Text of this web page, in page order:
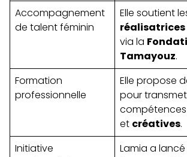
Accompagnement
de talent féminin
Elle soutient
réalisatrices
via la
Tamayouz.
Formation
professionnelle
Elle propose
pour
compétences
et créatives.
Initiative
Lamia a lancé